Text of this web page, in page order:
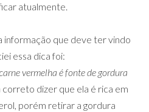
atualmente.
informação que deve ter vindo
essa dica foi:
vermelha é fonte de gordura
correto dizer que ela é rica em
porém retirar a gordura